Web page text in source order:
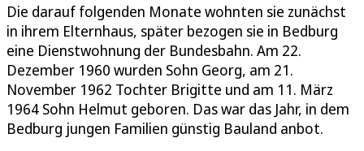
Die darauf folgenden Monate wohnten sie zunächst
in ihrem Elternhaus, später bezogen sie in Bedburg
eine Dienstwohnung der Bundesbahn. Am 22.
Dezember 1960 wurden Sohn Georg, am 21.
November 1962 Tochter Brigitte und am 11. März
1964 Sohn Helmut geboren. Das war das Jahr, in dem
Bedburg jungen Familien günstig Bauland anbot.